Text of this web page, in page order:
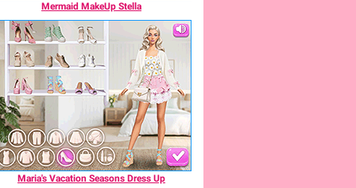
Mermaid MakeUp Stella
Maria's Vacation Seasons Dress Up